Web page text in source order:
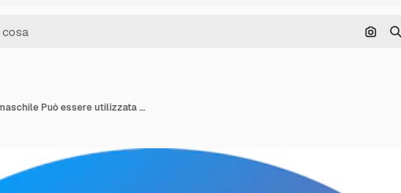
Fitness Trainer Immagine vettoriale dell'icona maschile Può essere utilizzata per le professioni